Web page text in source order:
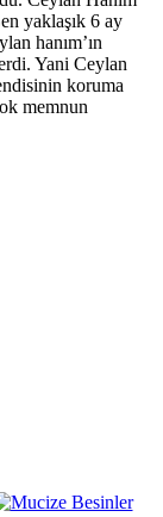
yaklaşık 6 ay
hanım’ın
Yani Ceylan
koruma
memnun